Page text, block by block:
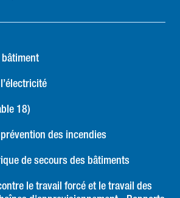
bâtiment
18)
des incendies
de secours des bâtiments
le travail forcé et le travail des